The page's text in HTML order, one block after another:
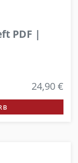
PDF |
24,90 €